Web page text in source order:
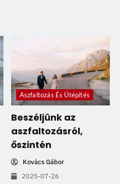
Aszfaltozás És Útépítés
Beszéljünk az
aszfaltozásról,
őszintén
Kovács Gábor
2025-07-26